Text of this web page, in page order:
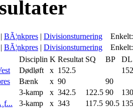
| BÃ¦nkpres | Divisionsturnering
Enkelt:
| BÃ¦nkpres | Divisionsturnering
Enkelt:
Disciplin K Resultat SQ BP
DL
Dødløft x 152.5
Bænk x 90
90
3-kamp x 342.5 122.5 90
130
3-kamp x 343 117.5 90.5 135